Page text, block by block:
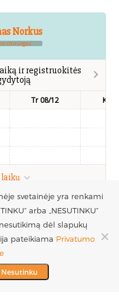
Norkus
chirurgas
ir registruokitės
Tr 08/12 Kt
laikų
+370 686 33217
info@plastinechirurgija.lt
svetainėje yra renkami
arba „NESUTINKU“
dėl slapukų
pateikiama Privatumo
Nesutinku